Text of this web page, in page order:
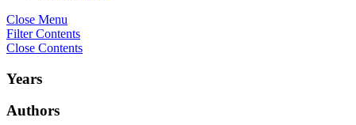
Close Menu
Filter Contents
Close Contents
Years
Authors